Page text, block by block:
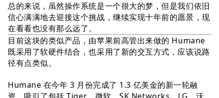
总的来说，虽然操作系统是⼀个很⼤的梦，但是我们依旧
信⼼满满地去迎接这个挑战，继续实现⼗年前的愿景，现
在看看也没有那么远了。
目前这块的类似产品，由苹果前高管出来做的 Humane
既采用了软硬件结合，也采用了新的交互方式，应该说路
径有点类似。
Humane 在今年 3 月份完成了 1.3 亿美金的新一轮融